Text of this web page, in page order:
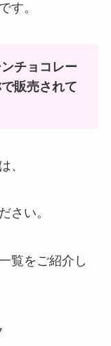
す。
チョコレー
販売されて
、
さい。
覧をご紹介し